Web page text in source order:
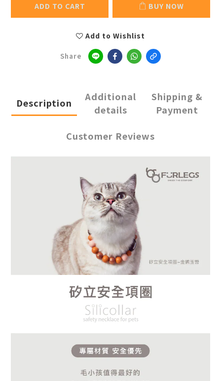
ADD TO CART BUY NOW
Add to Wishlist
Share
Description
Additional
details
Shipping &
Payment
Customer Reviews